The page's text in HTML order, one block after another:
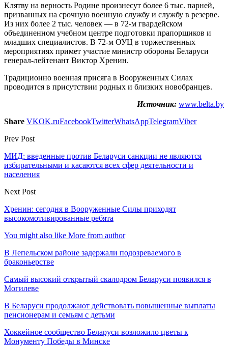
Клятву на верность Родине произнесут более 6 тыс. парней,
призванных на срочную военную службу и службу в резерве.
Из них более 2 тыс. человек — в 72-м гвардейском
объединенном учебном центре подготовки прапорщиков и
младших специалистов. В 72-м ОУЦ в торжественных
мероприятиях примет участие министр обороны Беларуси
генерал-лейтенант Виктор Хренин.
Традиционно военная присяга в Вооруженных Силах
проводится в присутствии родных и близких новобранцев.
Источник: www.belta.by
Share VKOK.ruFacebookTwitterWhatsAppTelegramViber
Prev Post
МИД: введенные против Беларуси санкции не являются
избирательными и касаются всех сфер деятельности и
населения
Next Post
Хренин: сегодня в Вооруженные Силы приходят
высокомотивированные ребята
You might also like More from author
В Лепельском районе задержали подозреваемого в
браконьерстве
Самый высокий открытый скалодром Беларуси появился в
Могилеве
В Беларуси продолжают действовать повышенные выплаты
пенсионерам и семьям с детьми
Хоккейное сообщество Беларуси возложило цветы к
Монументу Победы в Минске